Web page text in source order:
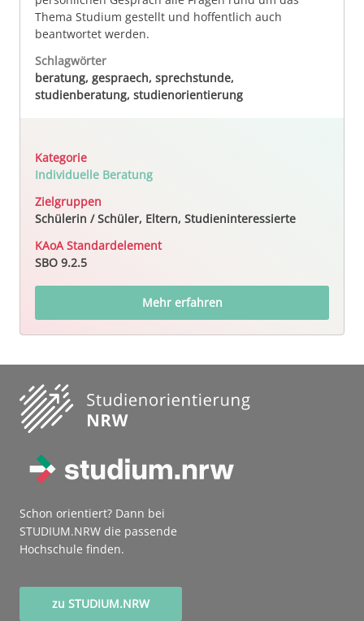
Thema Studium gestellt und hoffentlich auch
beantwortet werden.
Schlagwörter
beratung, gespraech, sprechstunde,
studienberatung, studienorientierung
Kategorie
Individuelle Beratung
Zielgruppen
Schülerin / Schüler, Eltern, Studieninteressierte
KAoA Standardelement
SBO 9.2.5
Mehr erfahren
Schon orientiert? Dann bei
STUDIUM.NRW die passende
Hochschule finden.
zu STUDIUM.NRW